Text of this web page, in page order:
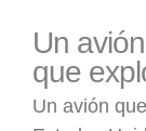
Un
que
Un avión